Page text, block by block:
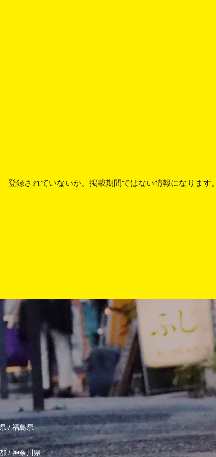
登録されていないか、掲載期間ではない情報になります。
/福島県
/神奈川県